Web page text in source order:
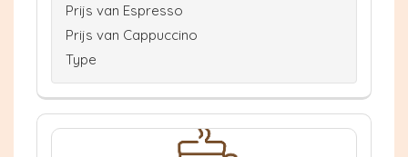
Prijs van Espresso
Prijs van Cappuccino
Type